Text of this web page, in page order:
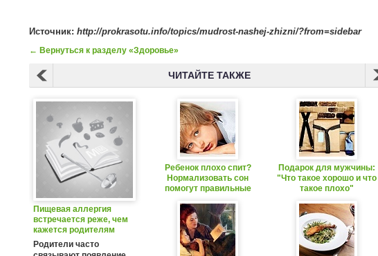
Источник: http://prokrasotu.info/topics/mudrost-nashej-zhizni/?from=sidebar
← Вернуться к разделу «Здоровье»
ЧИТАЙТЕ ТАКЖЕ
Пищевая аллергия
встречается реже, чем
кажется родителям
Родители часто
Ребенок плохо спит?
Нормализовать сон
помогут правильные
Подарок для мужчины:
"Что такое хорошо и что
такое плохо"